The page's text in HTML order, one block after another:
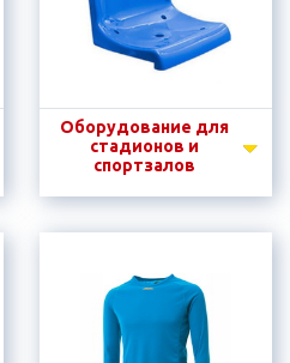
Оборудование для
стадионов и
спортзалов